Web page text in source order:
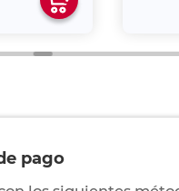
pago